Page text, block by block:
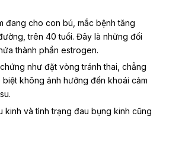
đang cho con bú , mắc bệnh tăng
trên 40 tuổi. Đây là những đối
thành phần estrogen.
như đặt vòng tránh thai, chẳng
không ảnh hưởng đến khoái cảm
kinh và tình trạng đau bụng kinh cũng